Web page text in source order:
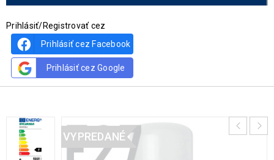
Prihlásiť/Registrovať cez
Prihlásiť cez Facebook
Prihlásiť cez Google
VYPREDANÉ